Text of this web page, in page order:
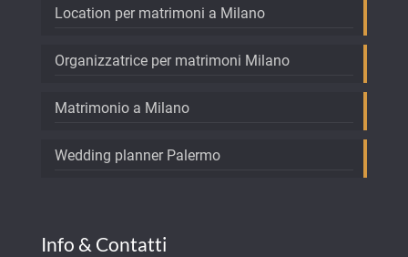
Location per matrimoni a Milano
Organizzatrice per matrimoni Milano
Matrimonio a Milano
Wedding planner Palermo
Info & Contatti